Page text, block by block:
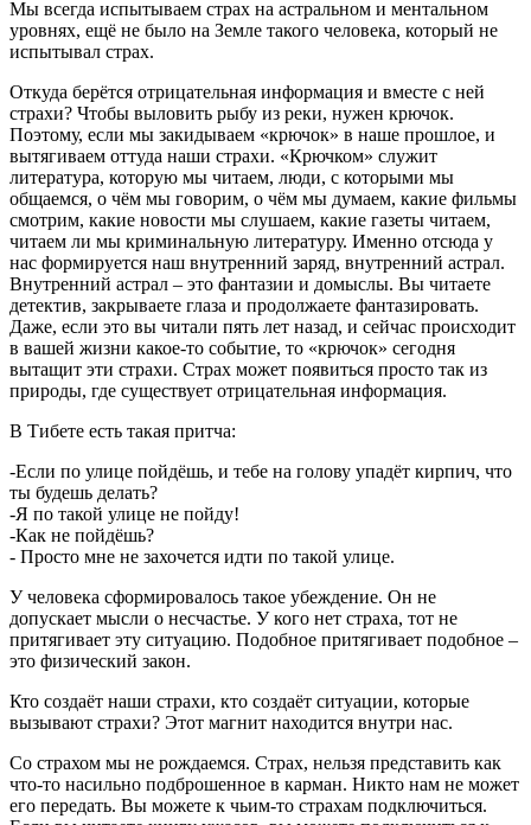
Мы всегда испытываем страх на астральном и ментальном
уровнях, ещё не было на Земле такого человека, который не
испытывал страх.
Откуда берётся отрицательная информация и вместе с ней
страхи? Чтобы выловить рыбу из реки, нужен крючок.
Поэтому, если мы закидываем «крючок» в наше прошлое, и
вытягиваем оттуда наши страхи. «Крючком» служит
литература, которую мы читаем, люди, с которыми мы
общаемся, о чём мы говорим, о чём мы думаем, какие фильмы
смотрим, какие новости мы слушаем, какие газеты читаем,
читаем ли мы криминальную литературу. Именно отсюда у
нас формируется наш внутренний заряд, внутренний астрал.
Внутренний астрал – это фантазии и домыслы. Вы читаете
детектив, закрываете глаза и продолжаете фантазировать.
Даже, если это вы читали пять лет назад, и сейчас происходит
в вашей жизни какое-то событие, то «крючок» сегодня
вытащит эти страхи. Страх может появиться просто так из
природы, где существует отрицательная информация.
В Тибете есть такая притча:
-Если по улице пойдёшь, и тебе на голову упадёт кирпич, что
ты будешь делать?
-Я по такой улице не пойду!
-Как не пойдёшь?
- Просто мне не захочется идти по такой улице.
У человека сформировалось такое убеждение. Он не
допускает мысли о несчастье. У кого нет страха, тот не
притягивает эту ситуацию. Подобное притягивает подобное –
это физический закон.
Кто создаёт наши страхи, кто создаёт ситуации, которые
вызывают страхи? Этот магнит находится внутри нас.
Со страхом мы не рождаемся. Страх, нельзя представить как
что-то насильно подброшенное в карман. Никто нам не может
его передать. Вы можете к чьим-то страхам подключиться.